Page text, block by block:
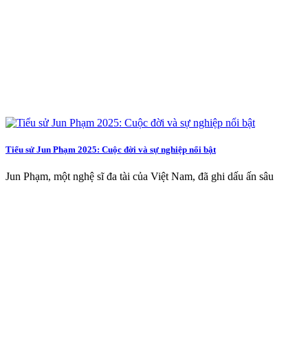
Tiểu sử Jun Phạm 2025: Cuộc đời và sự nghiệp nổi bật
Jun Phạm, một nghệ sĩ đa tài của Việt Nam, đã ghi dấu ấn sâu